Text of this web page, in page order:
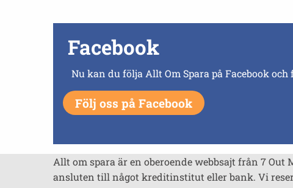
Facebook
Nu kan du följa Allt Om Spara på Facebook
Följ oss på Facebook
Allt om spara är en oberoende webbsajt från 7 Out
ansluten till något kreditinstitut eller bank. Vi